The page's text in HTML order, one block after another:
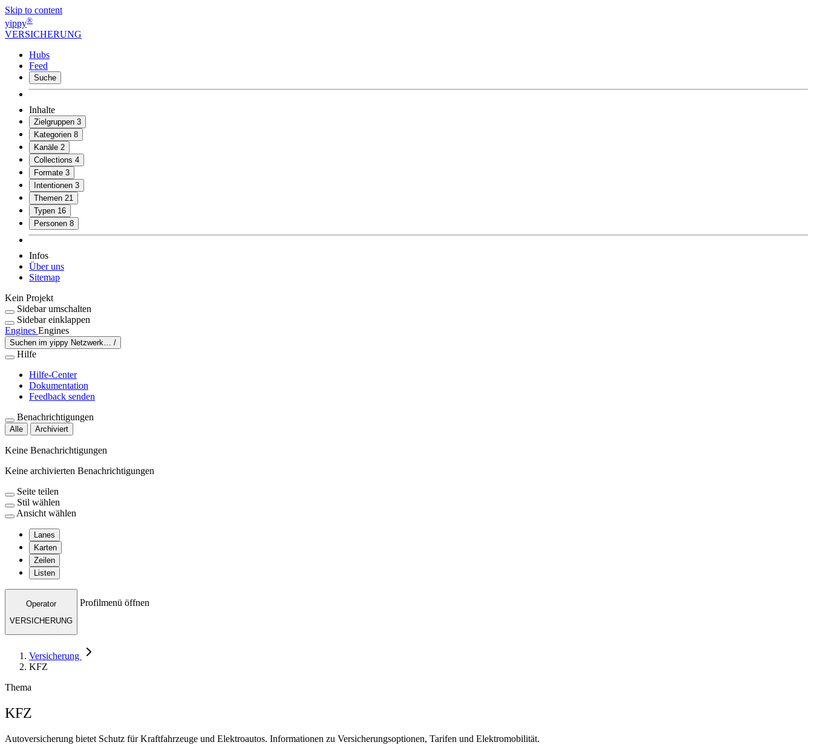
Skip to content
yippy®
VERSICHERUNG
Hubs
Feed
Suche
Inhalte
Zielgruppen 3
Kategorien 8
Kanäle 2
Collections 4
Formate 3
Intentionen 3
Themen 21
Typen 16
Personen 8
Infos
Über uns
Sitemap
Kein Projekt
Sidebar umschalten
Sidebar einklappen
Engines Engines
Suchen im yippy Netzwerk… /
Hilfe
Hilfe-Center
Dokumentation
Feedback senden
Benachrichtigungen
Alle Archiviert
Keine Benachrichtigungen
Keine archivierten Benachrichtigungen
Seite teilen
Stil wählen
Ansicht wählen
Lanes
Karten
Zeilen
Listen
Operator
VERSICHERUNG
Profilmenü öffnen
Versicherung
KFZ
Thema
KFZ
Autoversicherung bietet Schutz für Kraftfahrzeuge und Elektroautos. Informationen zu Versicherungsoptionen, Tarifen und Elektromobilität.